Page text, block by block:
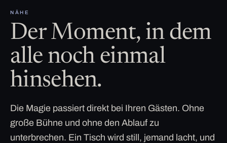
NÄHE
Der Moment, in dem
alle noch einmal
hinsehen.
Die Magie passiert direkt bei Ihren Gästen. Ohne
große Bühne und ohne den Ablauf zu
unterbrechen. Ein Tisch wird still, jemand lacht, und